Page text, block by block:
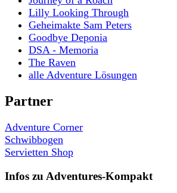
Lilly Looking Through
Geheimakte Sam Peters
Goodbye Deponia
DSA - Memoria
The Raven
alle Adventure Lösungen
Partner
Adventure Corner
Schwibbogen
Servietten Shop
Infos zu Adventures-Kompakt